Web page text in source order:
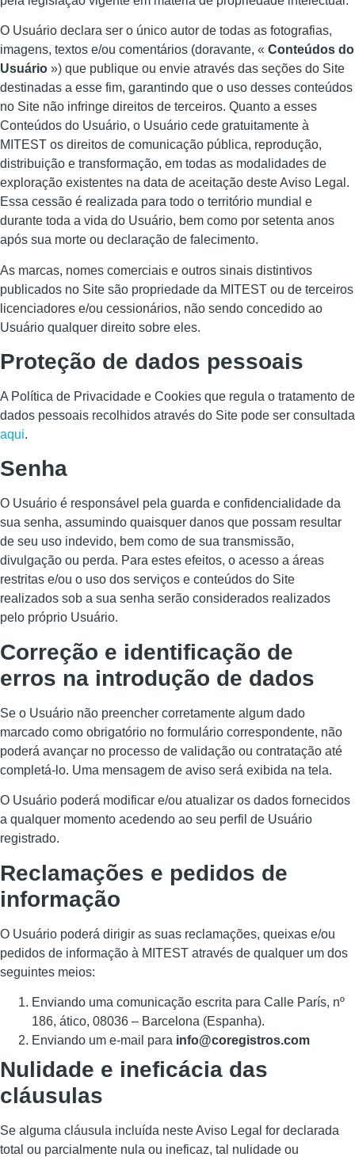
O Usuário declara ser o único autor de todas as fotografias,
imagens, textos e/ou comentários (doravante, « Conteúdos do
Usuário ») que publique ou envie através das seções do Site
destinadas a esse fim, garantindo que o uso desses conteúdos
no Site não infringe direitos de terceiros. Quanto a esses
Conteúdos do Usuário, o Usuário cede gratuitamente à
MITEST os direitos de comunicação pública, reprodução,
distribuição e transformação, em todas as modalidades de
exploração existentes na data de aceitação deste Aviso Legal.
Essa cessão é realizada para todo o território mundial e
durante toda a vida do Usuário, bem como por setenta anos
após sua morte ou declaração de falecimento.
As marcas, nomes comerciais e outros sinais distintivos
publicados no Site são propriedade da MITEST ou de terceiros
licenciadores e/ou cessionários, não sendo concedido ao
Usuário qualquer direito sobre eles.
Proteção de dados pessoais
A Política de Privacidade e Cookies que regula o tratamento de
dados pessoais recolhidos através do Site pode ser consultada
aqui.
Senha
O Usuário é responsável pela guarda e confidencialidade da
sua senha, assumindo quaisquer danos que possam resultar
de seu uso indevido, bem como de sua transmissão,
divulgação ou perda. Para estes efeitos, o acesso a áreas
restritas e/ou o uso dos serviços e conteúdos do Site
realizados sob a sua senha serão considerados realizados
pelo próprio Usuário.
Correção e identificação de
erros na introdução de dados
Se o Usuário não preencher corretamente algum dado
marcado como obrigatório no formulário correspondente, não
poderá avançar no processo de validação ou contratação até
completá-lo. Uma mensagem de aviso será exibida na tela.
O Usuário poderá modificar e/ou atualizar os dados fornecidos
a qualquer momento acedendo ao seu perfil de Usuário
registrado.
Reclamações e pedidos de
informação
O Usuário poderá dirigir as suas reclamações, queixas e/ou
pedidos de informação à MITEST através de qualquer um dos
seguintes meios:
Enviando uma comunicação escrita para Calle París, nº
186, ático, 08036 – Barcelona (Espanha).
Enviando um e-mail para info@coregistros.com
Nulidade e ineficácia das
cláusulas
Se alguma cláusula incluída neste Aviso Legal for declarada
total ou parcialmente nula ou ineficaz, tal nulidade ou